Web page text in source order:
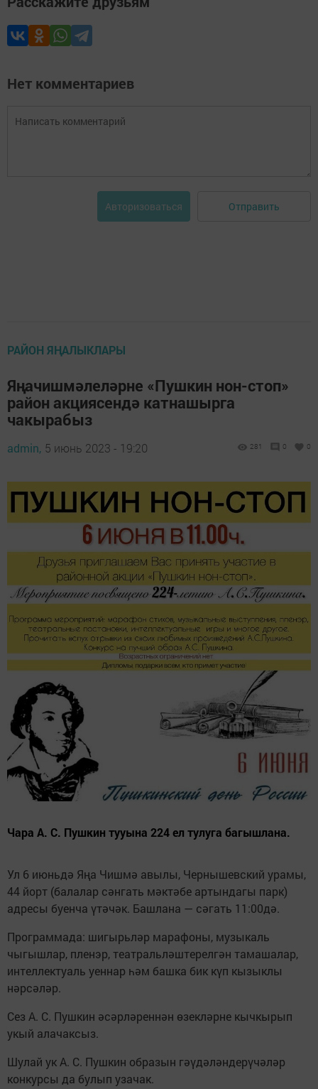
Нет комментариев
Авторизоваться Отправить
РАЙОН ЯҢАЛЫКЛАРЫ
Яңачишмәлеләрне «Пушкин нон-стоп»
район акциясендә катнашырга
чакырабыз
admin, 5 июнь 2023 - 19:20 281 0 0
Чара А. С. Пушкин тууына 224 ел тулуга багышлана.
Ул 6 июньдә Яңа Чишмә авылы, Чернышевский урамы,
44 йорт (балалар сәнгать мәктәбе артындагы парк)
адресы буенча үтәчәк. Башлана — сәгать 11:00дә.
Программада: шигырьләр марафоны, музыкаль
чыгышлар, пленэр, театральләштерелгән тамашалар,
интеллектуаль уеннар һәм башка бик күп кызыклы
нәрсәләр.
Сез А. С. Пушкин әсәрләреннән өзекләрне кычкырып
укый алачаксыз.
Шулай ук А. С. Пушкин образын гәүдәләндерүчәләр
конкурсы да булып узачак.